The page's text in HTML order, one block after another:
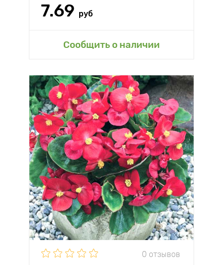
7.69 руб
Сообщить о наличии
0 отзывов